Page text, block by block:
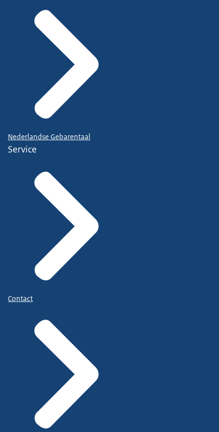
Nederlandse Gebarentaal
Service
Contact